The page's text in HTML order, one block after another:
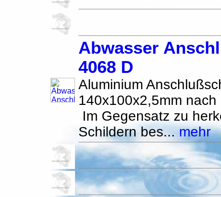
Abwasser
4068 D
Aluminium
140x100x2,5mm
Im Gegensatz zu
Schildern bes...mehr